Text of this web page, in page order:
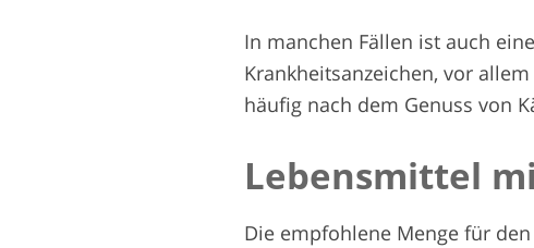
In manchen Fällen ist auch
Krankheitsanzeichen, vor
häufig nach dem Genuss von
Lebensmittel
Die empfohlene Menge für